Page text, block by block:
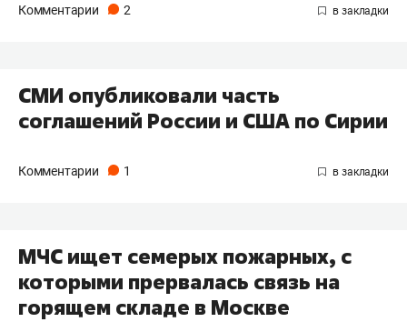
Комментарии 2
СМИ опубликовали часть
соглашений России и США по Сирии
Комментарии 1
МЧС ищет семерых пожарных, с
которыми прервалась связь на
горящем складе в Москве